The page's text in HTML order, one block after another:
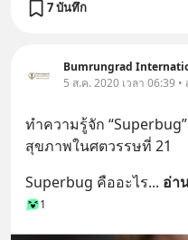
7 บันทึก
Bumrungrad
5 ส.ค. 2020 เวลา 06:39
ทำความรู้จัก
สุขภาพในศตวรรษที่ 21
Superbug คืออะไร... อ่า
1